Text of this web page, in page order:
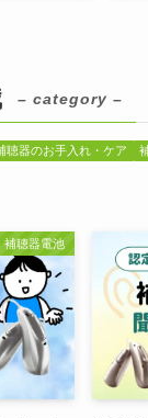
– category –
聴器のお手入れ・ケア
補聴器電池